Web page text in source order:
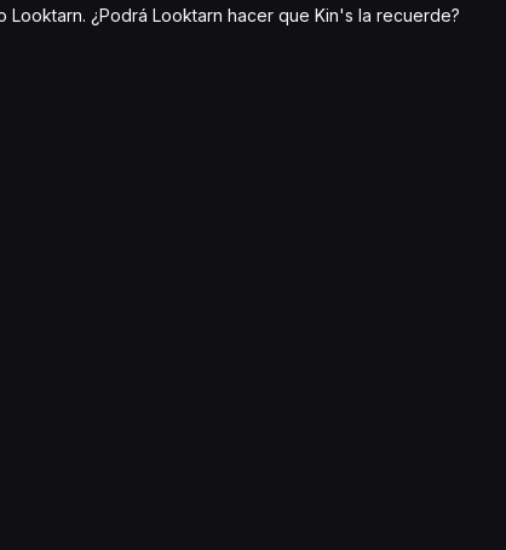
¿Podrá Looktarn hacer que Kin's la recuerde?